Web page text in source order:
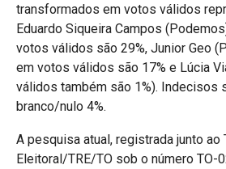
transformados em votos válidos
Eduardo Siqueira Campos
votos válidos são 29%, Junior Geo
em votos válidos são 17% e Lúcia
válidos também são 1%). Indecisos
branco/nulo 4%.
A pesquisa atual, registrada junto ao
Eleitoral/TRE/TO sob o número TO-